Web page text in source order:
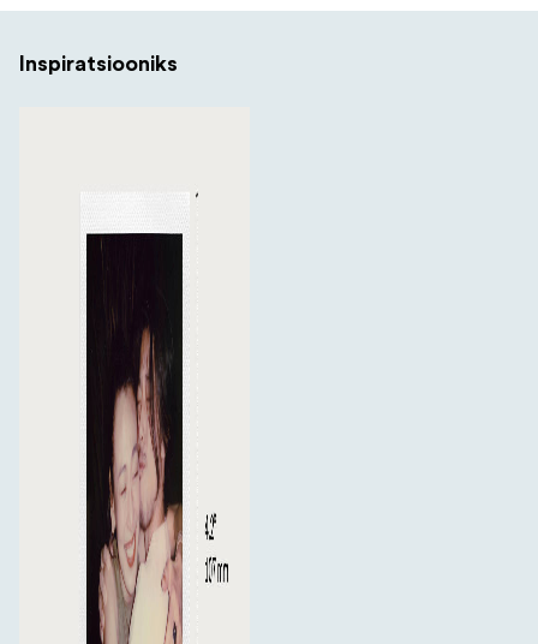
Inspiratsiooniks